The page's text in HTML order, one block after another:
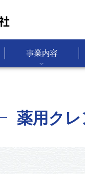
事業内容
薬用ク